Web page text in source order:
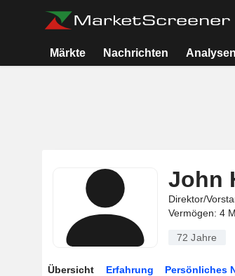
Märkte Nachrichten Analysen
John
Direktor/
Vermögen: 4
72 Jahre
Übersicht Erfahrung Persönliches